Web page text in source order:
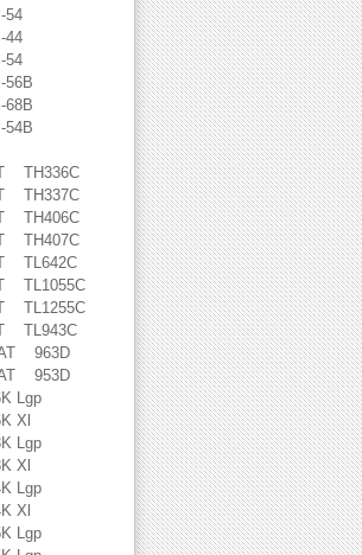
54
44
54
56B
68B
54B
TH336C
TH337C
TH406C
TH407C
TL642C
TL1055C
TL1255C
TL943C
963D
953D
Lgp
Xl
Lgp
Xl
Lgp
Xl
Lgp